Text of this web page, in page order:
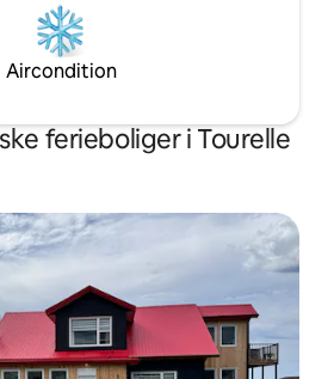
Aircondition
ferieboliger i Tourelle